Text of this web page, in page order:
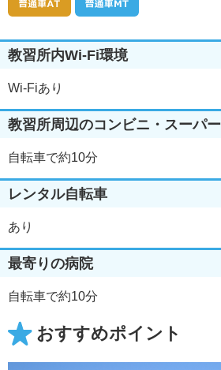
教習所内Wi-Fi環境
Wi-Fiあり
教習所周辺のコンビニ・スーパー
自転車で約10分
レンタル自転車
あり
最寄りの病院
自転車で約10分
おすすめポイント